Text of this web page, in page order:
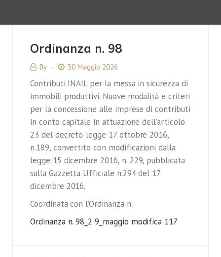
Ordinanza n. 98
By 30 Maggio 2026
Contributi INAIL per la messa in sicurezza di
immobili produttivi. Nuove modalità e criteri
per la concessione alle imprese di contributi
in conto capitale in attuazione dell’articolo
23 del decreto-legge 17 ottobre 2016,
n.189, convertito con modificazioni dalla
legge 15 dicembre 2016, n. 229, pubblicata
sulla Gazzetta Ufficiale n.294 del 17
dicembre 2016.
Coordinata con l’Ordinanza n.
Ordinanza n. 98_2 9_maggio modifica 117